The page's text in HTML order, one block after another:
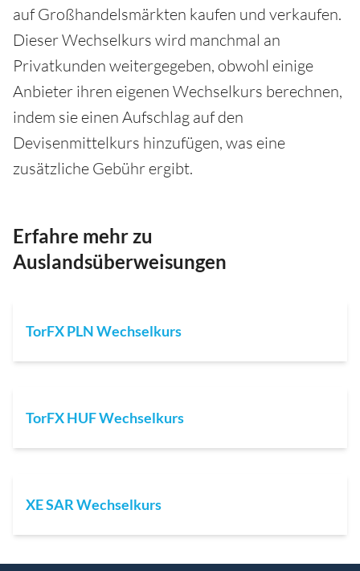
auf Großhandelsmärkten kaufen und verkaufen.
Dieser Wechselkurs wird manchmal an
Privatkunden weitergegeben, obwohl einige
Anbieter ihren eigenen Wechselkurs berechnen,
indem sie einen Aufschlag auf den
Devisenmittelkurs hinzufügen, was eine
zusätzliche Gebühr ergibt.
Erfahre mehr zu
Auslandsüberweisungen
TorFX PLN Wechselkurs
TorFX HUF Wechselkurs
XE SAR Wechselkurs